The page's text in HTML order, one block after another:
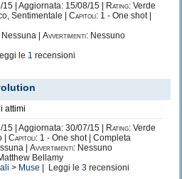
15 | Aggiornata: 15/08/15 | Rating: Verde
Sentimentale | Capitoli: 1 - One shot |
Nessuna | Avvertimenti: Nessuno
le 1 recensioni
attimi
15 | Aggiornata: 30/07/15 | Rating: Verde
| Capitoli: 1 - One shot | Completa
| Avvertimenti: Nessuno
Bellamy
> Muse | Leggi le 3 recensioni